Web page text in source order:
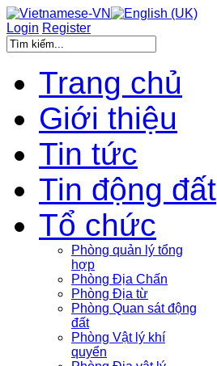
Login Register
Trang chủ
Giới thiệu
Tin tức
Tin động đất
Tổ chức
Phòng quản lý tổng
hợp
Phòng Địa Chấn
Phòng Địa từ
Phòng Quan sát động
đất
Phòng Vật lý khí
quyển